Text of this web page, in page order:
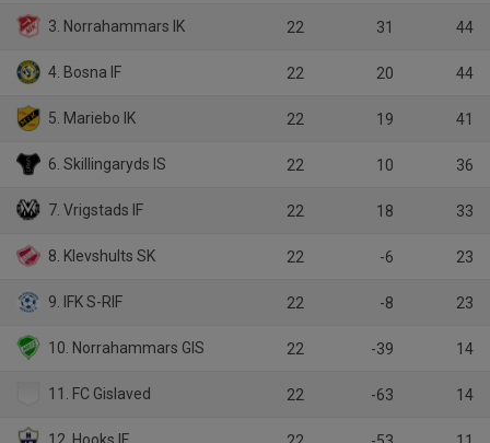
3. Norrahammars IK 22 31 44
4. Bosna IF 22 20 44
5. Mariebo IK 22 19 41
6. Skillingaryds IS 22 10 36
7. Vrigstads IF 22 18 33
8. Klevshults SK 22 -6 23
9. IFK S-RIF 22 -8 23
10. Norrahammars GIS 22 -39 14
11. FC Gislaved 22 -63 14